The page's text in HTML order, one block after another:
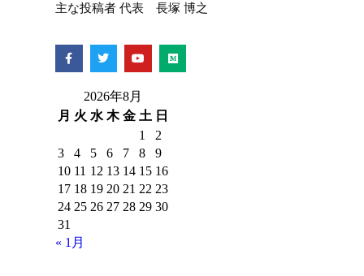
主な投稿者 代表 長塚 博之
2026年8月
月 火 水 木 金 土 日
1
2
3
4 5 6 7 8
9
10 11 12 13 14 15 16
17 18 19 20 21 22 23
24 25 26 27 28 29 30
31
« 1月